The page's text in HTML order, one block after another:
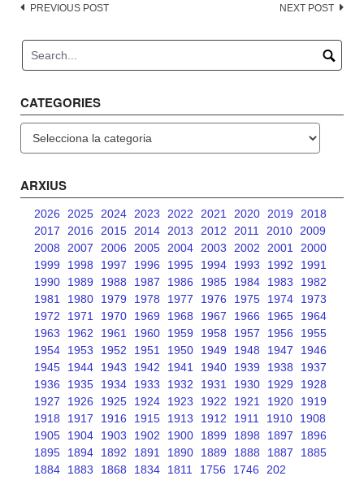
Post
PREVIOUS POST NEXT POST
CATEGORIES
ARXIUS
2026 2025 2024 2023 2022 2021 2020 2019
2018
2017
2016 2015 2014 2013 2012 2011 2010
2009
2008
2007 2006 2005 2004 2003 2002 2001
2000
1999
1998 1997 1996 1995 1994 1993 1992
1991
1990
1989 1988 1987 1986 1985 1984 1983
1982
1981
1980 1979 1978 1977 1976 1975 1974
1973
1972
1971 1970 1969 1968 1967 1966 1965
1964
1963
1962 1961 1960 1959 1958 1957 1956
1955
1954
1953 1952 1951 1950 1949 1948 1947
1946
1945
1944 1943 1942 1941 1940 1939 1938
1937
1936
1935 1934 1933 1932 1931 1930 1929
1928
1927
1926 1925 1924 1923 1922 1921 1920
1919
1918
1917 1916 1915 1913 1912 1911 1910
1908
1905
1904 1903 1902 1900 1899 1898 1897
1896
1895
1894 1892 1891 1890 1889 1888 1887
1885
1884
1883 1868 1834 1811 1756 1746 202